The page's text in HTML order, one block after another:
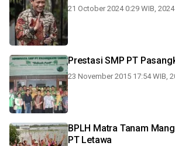
21 October 2024 0:29 WIB, 2024
Prestasi SMP PT
23 November 2015 17:54 WIB,
BPLH Matra Tanam
PT Letawa